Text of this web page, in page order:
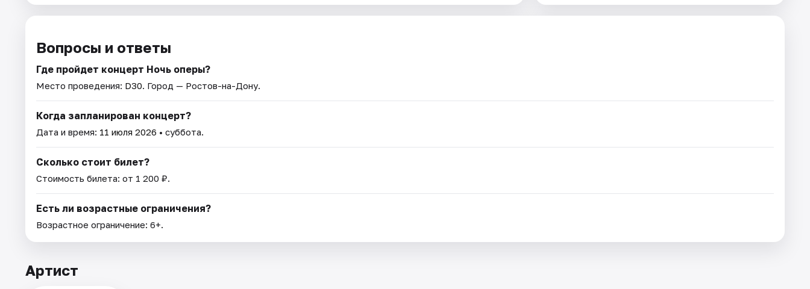
Вопросы и ответы
Где пройдет концерт Ночь оперы?
Место проведения: D30. Город — Ростов-на-Дону.
Когда запланирован концерт?
Дата и время: 11 июля 2026 • суббота.
Сколько стоит билет?
Стоимость билета: от 1 200 ₽.
Есть ли возрастные ограничения?
Возрастное ограничение: 6+.
Артист